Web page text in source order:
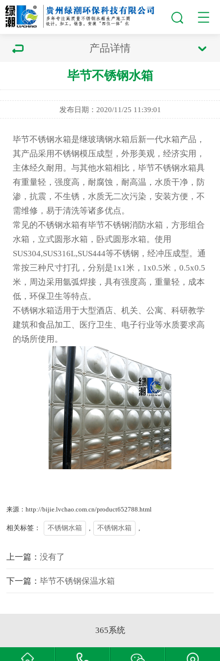
产品详情
毕节不锈钢水箱
发布日期：2020/11/25 11:39:01
毕节不锈钢水箱是继玻璃钢水箱后新一代水箱产品，
其产品采用不锈钢模压成型，外形美观，经济实用，
主体经久耐用。与其他水箱相比，毕节不锈钢水箱具
有重量轻，强度高，耐腐蚀，耐高温，水质干净，防
渗，抗震，不生锈，水质无二次污染，安装方便，不
需维修，易于清洗等诸多优点。
常见的不锈钢水箱有毕节不锈钢消防水箱 ，方形组合
水箱，立式圆形水箱，卧式圆形水箱。使用
SUS304,SUS316L,SUS444等不锈钢，经冲压成型。通
常按三种尺寸打孔，分别是1x1米，1x0.5米，0.5x0.5
米，周边采用氩弧焊接，具有强度高，重量轻，成本
低，环保卫生等特点。
不锈钢水箱适用于大型酒店、机关、公寓、科研教学
建筑和食品加工、医疗卫生、电子行业等水质要求高
的场所使用。
来源：http://bijie.lvchao.com.cn/product652788.html
相关标签： 不锈钢水箱 不锈钢水箱
上一篇：没有了
下一篇：毕节不锈钢保温水箱
365系统